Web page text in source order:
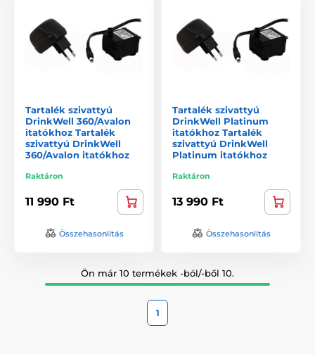
Tartalék szivattyú
DrinkWell 360/Avalon
itatókhoz Tartalék
szivattyú DrinkWell
360/Avalon itatókhoz
Raktáron
11 990 Ft
Összehasonlítás
Tartalék szivattyú
DrinkWell Platinum
itatókhoz Tartalék
szivattyú DrinkWell
Platinum itatókhoz
Raktáron
13 990 Ft
Összehasonlítás
Ön már 10 termékek -ból/-ből 10.
1